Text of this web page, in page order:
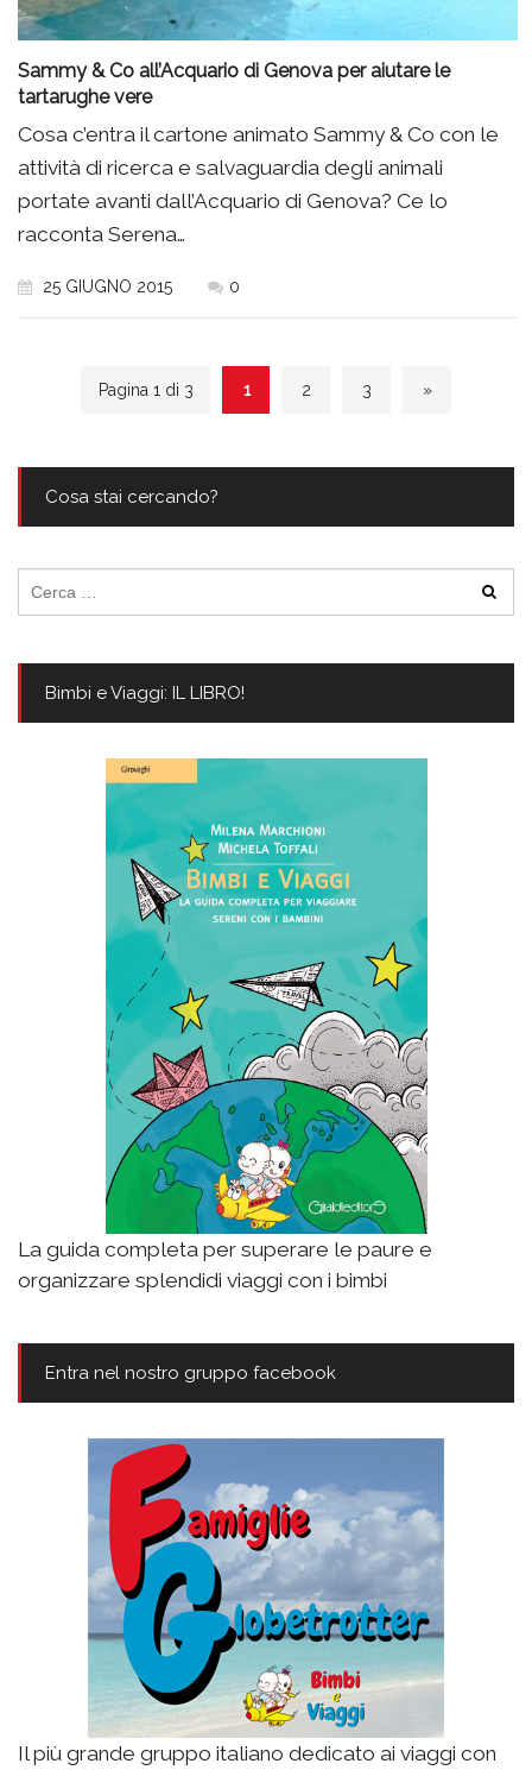
Sammy & Co all’Acquario di Genova per aiutare le
tartarughe vere
Cosa c’entra il cartone animato Sammy & Co con le
attività di ricerca e salvaguardia degli animali
portate avanti dall’Acquario di Genova? Ce lo
racconta Serena…
25 GIUGNO 2015 0
Pagina 1 di 3 1 2 3 »
Cosa stai cercando?
per:
Bimbi e Viaggi: IL LIBRO!
La guida completa per superare le paure e
organizzare splendidi viaggi con i bimbi
Entra nel nostro gruppo facebook
Il più grande gruppo italiano dedicato ai viaggi con